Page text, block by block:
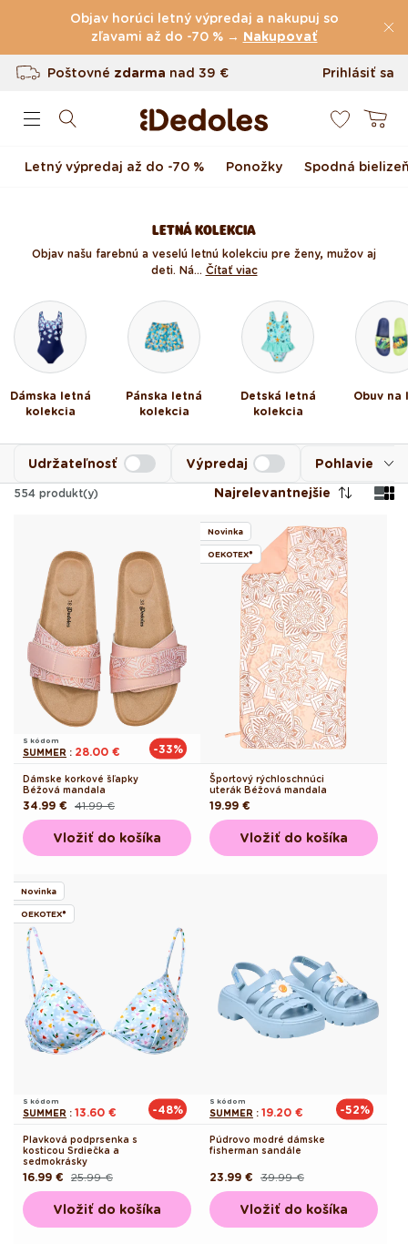
Preskočiť na obsah
Objav horúci letný výpredaj a nakupuj so
zľavami až do -70 % → Nakupovať
Poštovnézdarma nad39 €
Vrátenie tovaru až do 100 dní
Originálny dizajn navrhnutý u nás
Prihlásiť sa
Košík
Letný výpredaj až do -70 % Ponožky Spodná
LETNÁ KOLEKCIA
Objav našu farebnú a veselú letnú kolekciu pre ženy, mužov aj
deti. Ná... Čítať viac
Dámska letná
kolekcia
Pánska letná
kolekcia
Detská letná
kolekcia
Obuv na
Pohlavie
Udržateľnosť Výpredaj
554 produkt(y) Najrelevantnejšie
S kódom
SUMMER : 28.00 € -33%
Dámske korkové šľapky
Béžová mandala
Pôvodná
cena
41.99 €
Akciová
cena
34.99 €
Vložiť do košíka
Novinka
OEKOTEX®
Športový rýchloschnúci
uterák Béžová mandala
Pôvodná
cena
19.99 €
Vložiť do košíka
Novinka
OEKOTEX®
S kódom
SUMMER : 13.60 € -48%
Plavková podprsenka s
kosticou Srdiečka a
sedmokrásky
Pôvodná
cena
25.99 €
Akciová
cena
16.99 €
Vložiť do košíka
S kódom
SUMMER : 19.20 € -52%
Púdrovo modré dámske
fisherman sandále
Pôvodná
cena
39.99 €
Akciová
cena
23.99 €
Vložiť do košíka